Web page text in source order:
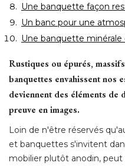
Une banquette façon
Un banc pour une
Une banquette
Rustiques ou épurés,
banquettes envahissent nos
deviennent des éléments de
preuve en images.
Loin de n'être réservés
et banquettes s'invitent
mobilier plutôt anodin,